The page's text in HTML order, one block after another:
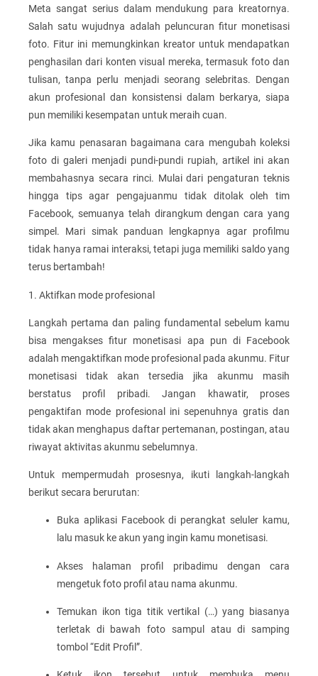
Meta sangat serius dalam mendukung para kreatornya.
Salah satu wujudnya adalah peluncuran fitur monetisasi
foto. Fitur ini memungkinkan kreator untuk mendapatkan
penghasilan dari konten visual mereka, termasuk foto dan
tulisan, tanpa perlu menjadi seorang selebritas. Dengan
akun profesional dan konsistensi dalam berkarya, siapa
pun memiliki kesempatan untuk meraih cuan.
Jika kamu penasaran bagaimana cara mengubah koleksi
foto di galeri menjadi pundi-pundi rupiah, artikel ini akan
membahasnya secara rinci. Mulai dari pengaturan teknis
hingga tips agar pengajuanmu tidak ditolak oleh tim
Facebook, semuanya telah dirangkum dengan cara yang
simpel. Mari simak panduan lengkapnya agar profilmu
tidak hanya ramai interaksi, tetapi juga memiliki saldo yang
terus bertambah!
1. Aktifkan mode profesional
Langkah pertama dan paling fundamental sebelum kamu
bisa mengakses fitur monetisasi apa pun di Facebook
adalah mengaktifkan mode profesional pada akunmu. Fitur
monetisasi tidak akan tersedia jika akunmu masih
berstatus profil pribadi. Jangan khawatir, proses
pengaktifan mode profesional ini sepenuhnya gratis dan
tidak akan menghapus daftar pertemanan, postingan, atau
riwayat aktivitas akunmu sebelumnya.
Untuk mempermudah prosesnya, ikuti langkah-langkah
berikut secara berurutan:
Buka aplikasi Facebook di perangkat seluler kamu,
lalu masuk ke akun yang ingin kamu monetisasi.
Akses halaman profil pribadimu dengan cara
mengetuk foto profil atau nama akunmu.
Temukan ikon tiga titik vertikal (…) yang biasanya
terletak di bawah foto sampul atau di samping
tombol “Edit Profil”.